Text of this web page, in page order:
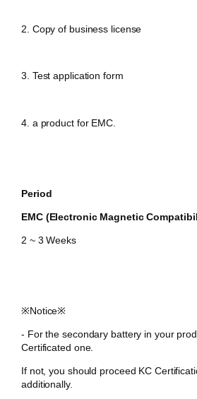
2. Copy of business license
3. Test application form
4. a product for EMC.
Period
EMC (Electronic Magnetic
2 ~ 3 Weeks
​※Notice※
​- For the secondary battery in your
Certificated one.
If not, you should proceed KC
additionally.